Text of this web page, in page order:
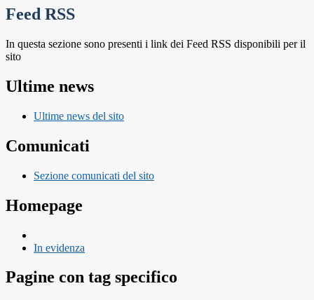
Feed RSS
In questa sezione sono presenti i link dei Feed RSS disponibili per il
sito
Ultime news
Ultime news del sito
Comunicati
Sezione comunicati del sito
Homepage
In evidenza
Pagine con tag specifico